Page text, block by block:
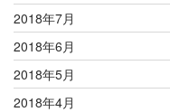
2018年7月
2018年6月
2018年5月
2018年4月